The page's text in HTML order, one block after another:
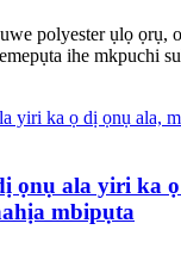
polyester ụlọ
ihe mkpuchi
ọnụ ala yiri ka
mbipụta